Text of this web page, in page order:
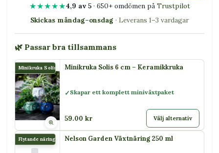
★★★★★4,9 av 5· 650+ omdömen på Trustpilot
Skickas måndag–onsdag · Leverans 1–3 vardagar
🌿 Passar bra tillsammans
Minikruka Solis Minikruka Solis 6 cm – Keramikkruka
Skapar ett komplett miniväxtpaket
59.00 kr Välj alternativ
Flytande näring Nelson Garden Växtnäring 250 ml